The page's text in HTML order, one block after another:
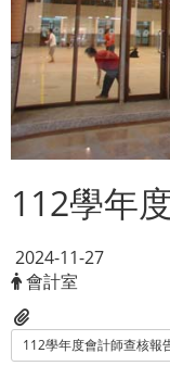
112學年
2024-11-27
會計室
112學年度會計師查核報